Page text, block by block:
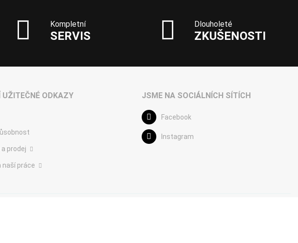
Kompletní
SERVIS
Dlouholeté
ZKUŠENOSTI
UŽITEČNÉ ODKAZY
prodej
naší práce
JSME NA SOCIÁLNÍCH SÍTÍCH
Facebook
Instagram